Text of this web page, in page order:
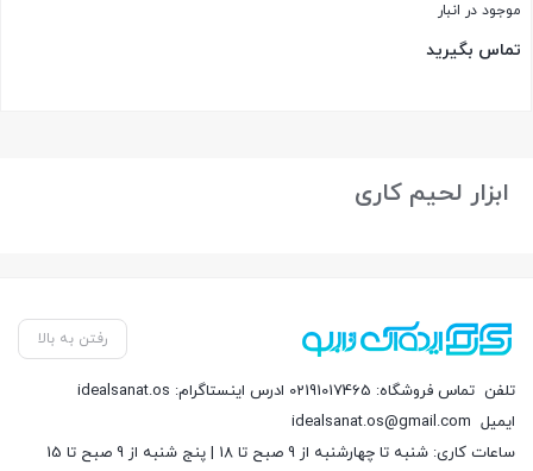
موجود در انبار
تماس بگیرید
ابزار لحیم کاری
رفتن به بالا
تلفن تماس فروشگاه: 02191017465 ادرس اینستاگرام: idealsanat.os
ایمیل idealsanat.os@gmail.com
ساعات کاری: شنبه تا چهارشنبه از 9 صبح تا 18 | پنج شنبه از 9 صبح تا 15